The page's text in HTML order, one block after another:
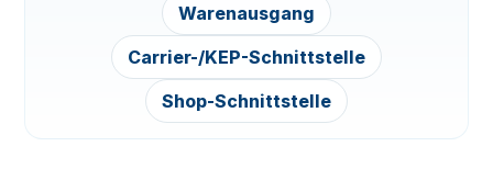
Warenausgang
Carrier-/KEP-Schnittstelle
Shop-Schnittstelle